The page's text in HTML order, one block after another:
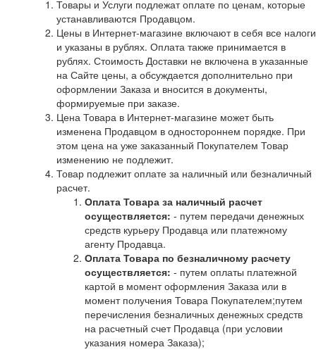
Товары и Услуги подлежат оплате по ценам, которые
устанавливаются Продавцом.
Цены в Интернет-магазине включают в себя все налоги
и указаны в рублях. Оплата также принимается в
рублях. Стоимость Доставки не включена в указанные
на Сайте цены, а обсуждается дополнительно при
оформлении Заказа и вносится в документы,
формируемые при заказе.
Цена Товара в Интернет-магазине может быть
изменена Продавцом в одностороннем порядке. При
этом цена на уже заказанный Покупателем Товар
изменению не подлежит.
Товар подлежит оплате за наличный или безналичный
расчет.
Оплата Товара за наличный расчет
осуществляется: - путем передачи денежных
средств курьеру Продавца или платежному
агенту Продавца.
Оплата Товара по безналичному расчету
осуществляется: - путем оплаты платежной
картой в момент оформления Заказа или в
момент получения Товара Покупателем;путем
перечисления безналичных денежных средств
на расчетный счет Продавца (при условии
указания номера Заказа);